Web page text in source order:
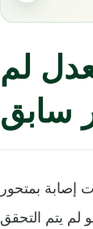
لم
سابق
حالات إصابة بمتحور
لم يتم التحقق